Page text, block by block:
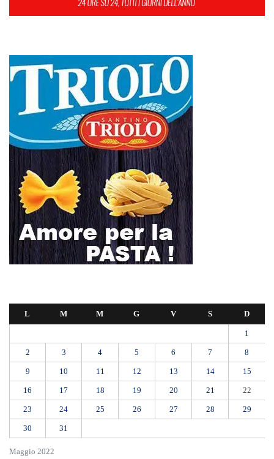
Maggio 2022
L M M G V S D
1
2 3 4 5 6 7 8
9 10 11 12 13 14 15
16 17 18 19 20 21 22
23 24 25 26 27 28 29
30 31